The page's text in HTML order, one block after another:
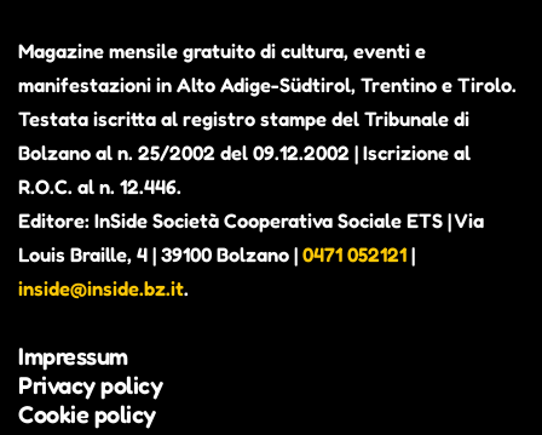
Magazine mensile gratuito di cultura, eventi e
manifestazioni in Alto Adige-Südtirol, Trentino e Tirolo.
Testata iscritta al registro stampe del Tribunale di
Bolzano al n. 25/2002 del 09.12.2002 | Iscrizione al
R.O.C. al n. 12.446.
Editore: InSide Società Cooperativa Sociale ETS | Via
Louis Braille, 4 | 39100 Bolzano | 0471 052121 |
inside@inside.bz.it.
Impressum
Privacy policy
Cookie policy